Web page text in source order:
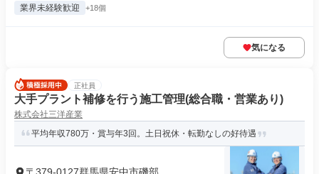
業界未経験歓迎 +18個
気になる
正社員
大手プラント補修を行う施工管理(総合職・営業あり)
株式会社三洋産業
平均年収780万・賞与年3回。土日祝休・転勤なしの好待遇